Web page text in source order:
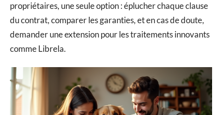
propriétaires, une seule option : éplucher chaque clause
du contrat, comparer les garanties, et en cas de doute,
demander une extension pour les traitements innovants
comme Librela.